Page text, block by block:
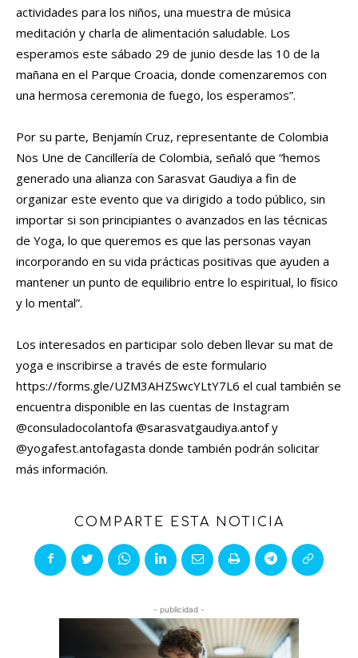
actividades para los niños, una muestra de música
meditación y charla de alimentación saludable. Los
esperamos este sábado 29 de junio desde las 10 de la
mañana en el Parque Croacia, donde comenzaremos con
una hermosa ceremonia de fuego, los esperamos”.
Por su parte, Benjamín Cruz, representante de Colombia
Nos Une de Cancillería de Colombia, señaló que “hemos
generado una alianza con Sarasvat Gaudiya a fin de
organizar este evento que va dirigido a todo público, sin
importar si son principiantes o avanzados en las técnicas
de Yoga, lo que queremos es que las personas vayan
incorporando en su vida prácticas positivas que ayuden a
mantener un punto de equilibrio entre lo espiritual, lo físico
y lo mental”.
Los interesados en participar solo deben llevar su mat de
yoga e inscribirse a través de este formulario
https://forms.gle/UZM3AHZSwcYLtY7L6 el cual también se
encuentra disponible en las cuentas de Instagram
@consuladocolantofa @sarasvatgaudiya.antof y
@yogafest.antofagasta donde también podrán solicitar
más información.
COMPARTE ESTA NOTICIA
- publicidad -